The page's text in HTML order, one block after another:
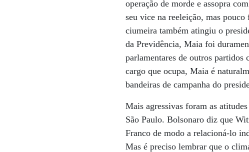
operação de morde e assopra
seu vice na reeleição, mas
ciumeira também atingiu o
da Previdência, Maia foi
parlamentares de outros
cargo que ocupa, Maia é
bandeiras de campanha do
Mais agressivas foram as
São Paulo. Bolsonaro diz que
Franco de modo a relacioná-lo
Mas é preciso lembrar que o